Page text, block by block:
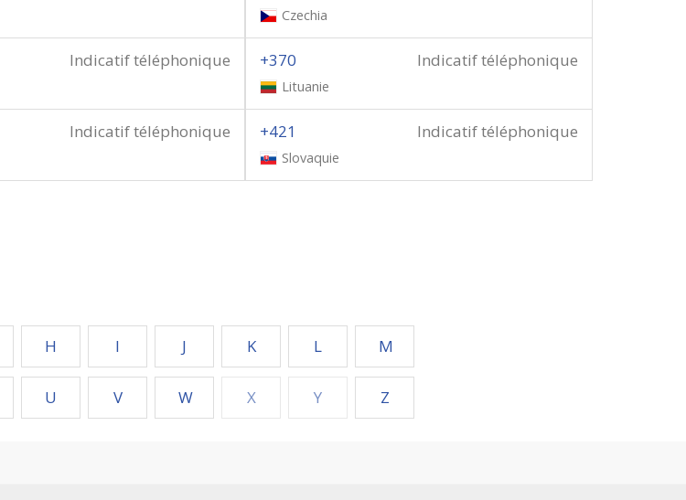
Czechia
Indicatif téléphonique Indicatif téléphonique
+370
Lituanie
Indicatif téléphonique Indicatif téléphonique
+421
Slovaquie
H I J K L M
U V W X Y Z